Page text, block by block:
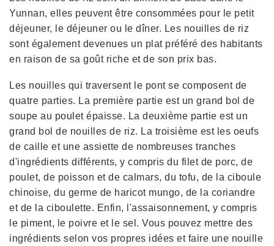
Yunnan, elles peuvent être consommées pour le petit
déjeuner, le déjeuner ou le dîner. Les nouilles de riz
sont également devenues un plat préféré des habitants
en raison de sa goût riche et de son prix bas.
Les nouilles qui traversent le pont se composent de
quatre parties. La première partie est un grand bol de
soupe au poulet épaisse. La deuxième partie est un
grand bol de nouilles de riz. La troisième est les oeufs
de caille et une assiette de nombreuses tranches
d'ingrédients différents, y compris du filet de porc, de
poulet, de poisson et de calmars, du tofu, de la ciboule
chinoise, du germe de haricot mungo, de la coriandre
et de la ciboulette. Enfin, l'assaisonnement, y compris
le piment, le poivre et le sel. Vous pouvez mettre des
ingrédients selon vos propres idées et faire une nouille